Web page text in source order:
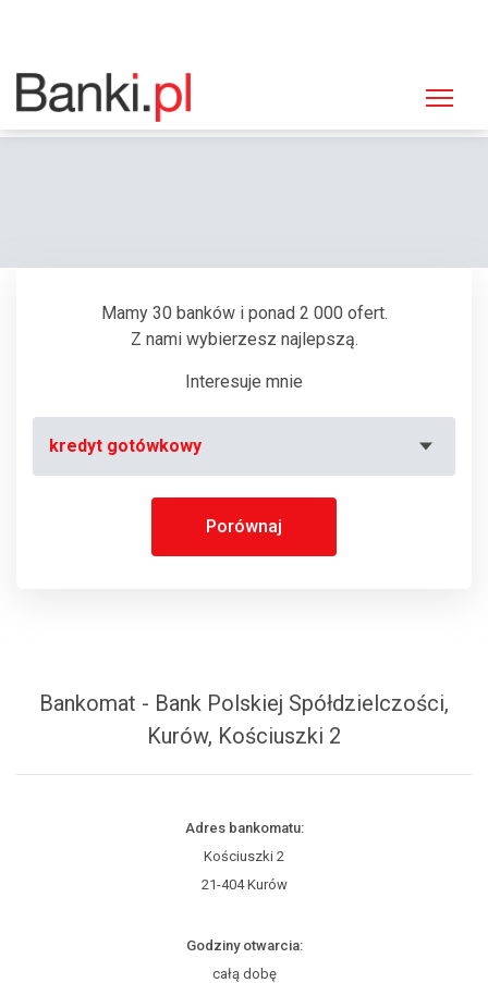
Strona główna
Bankomat Bank Polskiej Spółdzielczości, Kurów, Kościuszki 2
Mamy 30 banków i ponad 2 000 ofert.
Z nami wybierzesz najlepszą.
Interesuje mnie
kredyt gotówkowy
Porównaj
Bankomat - Bank Polskiej Spółdzielczości,
Kurów, Kościuszki 2
Adres bankomatu:
Kościuszki 2
21-404 Kurów
Godziny otwarcia:
całą dobę